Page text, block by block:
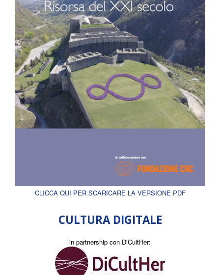
CLICCA QUI PER SCARICARE LA VERSIONE PDF
CULTURA DIGITALE
in partnership con DiCultHer: